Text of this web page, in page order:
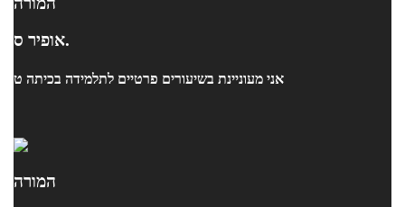
אופיר ס.
אני מעוניינת בשיעורים פרטיים לתלמידה בכיתה ט
המורה